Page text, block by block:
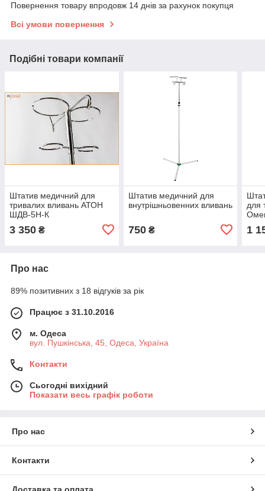
Повернення товару впродовж 14 днів за рахунок покупця
Всі умови повернення
Подібні товари компанії
Штатив медичний для
тривалих вливань АТОН
ШДВ-5Н-К
3 350 ₴
Штатив медичний для
внутрішньовенних вливань
750₴
для
1
Про нас
89% позитивних з 18 відгуків за рік
Працює з 31.10.2016
м. Одеса
вул. Пушкінська, 45, Одеса, Україна
Контакти
Сьогодні вихідний
Показати весь графік роботи
Про нас
Контакти